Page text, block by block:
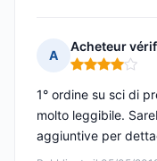
A
Acheteur
Nota: 4 su 5
1° ordine su sci di
molto leggibile.
aggiuntive per